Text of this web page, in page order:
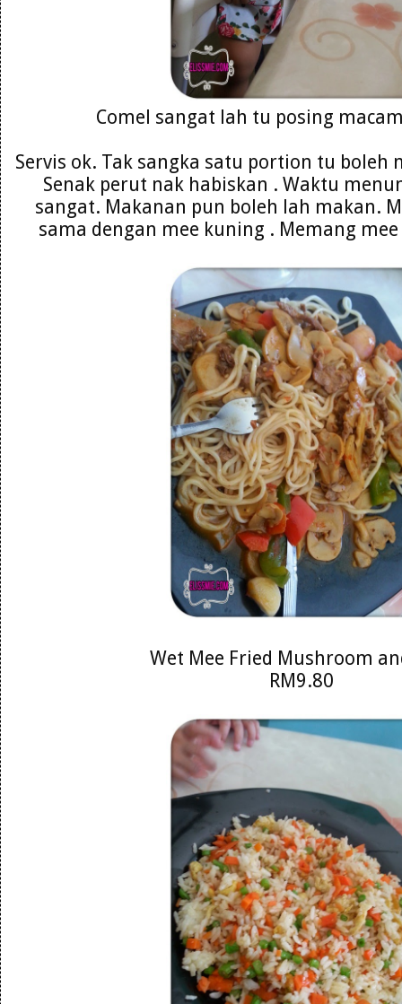
Comel sangat lah tu posing
Servis ok. Tak sangka satu portion tu boleh
Senak perut nak habiskan . Waktu
sangat. Makanan pun boleh lah makan.
sama dengan mee kuning . Memang
Wet Mee Fried Mushroom
RM9.80